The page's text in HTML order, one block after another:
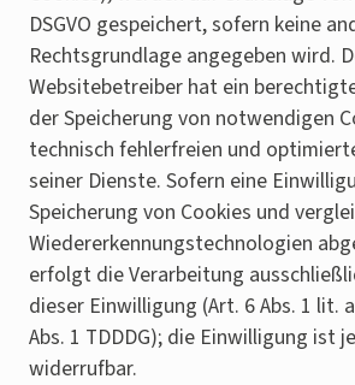
DSGVO gespeichert, sofern keine
Rechtsgrundlage angegeben wird.
Websitebetreiber hat ein
der Speicherung von notwendigen
technisch fehlerfreien und
seiner Dienste. Sofern eine
Speicherung von Cookies und
Wiedererkennungstechnologien
erfolgt die Verarbeitung
dieser Einwilligung (Art. 6 Abs. 1 lit.
Abs. 1 TDDDG); die Einwilligung ist
widerrufbar.